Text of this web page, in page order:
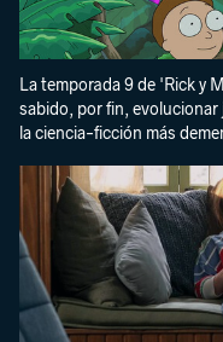
La temporada 9 de 'Rick y
sabido, por fin, evolucionar
la ciencia-ficción más